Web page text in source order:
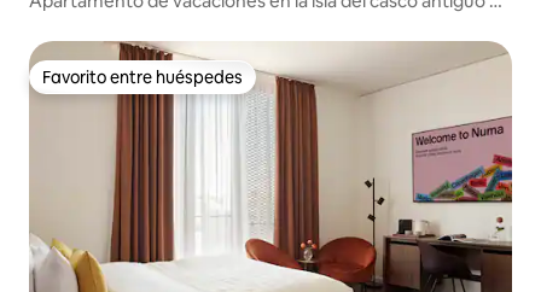
Favorito entre huéspedes
Favorito entre huéspedes